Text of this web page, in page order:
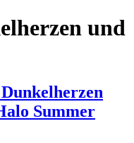
und
Summer